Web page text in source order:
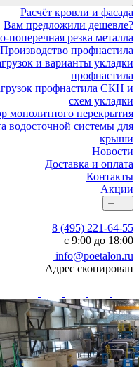
Расчёт кровли и фасада
Вам предложили дешевле?
поперечная резка металла
Производство профнастила
и варианты укладки
профнастила
профнастила СКН и
схем укладки
монолитного перекрытия
водосточной системы для
крыши
Новости
Доставка и оплата
Контакты
Акции
8 (495) 221-64-55
с 9:00 до 18:00
info@poetalon.ru
Адрес скопирован